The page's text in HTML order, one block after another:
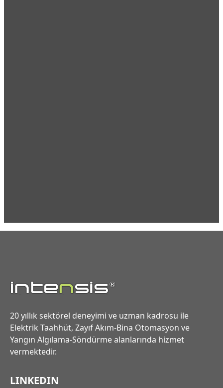
20 yıllık sektörel deneyimi ve uzman kadrosu ile
Elektrik Taahhüt, Zayıf Akım-Bina Otomasyon ve
Yangın Algılama-Söndürme alanlarında hizmet
vermektedir.
LINKEDIN